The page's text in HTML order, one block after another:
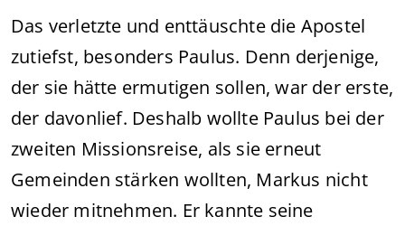
Das verletzte und enttäuschte die Apostel
zutiefst, besonders Paulus. Denn derjenige,
der sie hätte ermutigen sollen, war der erste,
der davonlief. Deshalb wollte Paulus bei der
zweiten Missionsreise, als sie erneut
Gemeinden stärken wollten, Markus nicht
wieder mitnehmen. Er kannte seine